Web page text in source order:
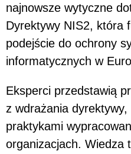
najnowsze wytyczne
Dyrektywy NIS2, która
podejście do ochrony
informatycznych w
Eksperci przedstawią
z wdrażania
praktykami
organizacjach. Wiedza